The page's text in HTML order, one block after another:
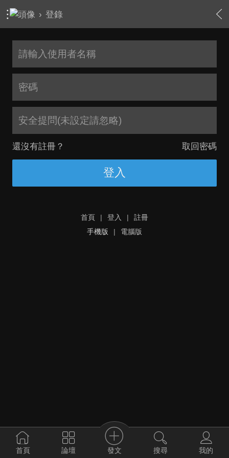
› 登錄
安全提問(未設定請忽略)
還沒有註冊？ 取回密碼
登入
首頁 | 登入 |
註冊
手機版
| 電腦版
首頁 論壇 發文 搜尋 我的